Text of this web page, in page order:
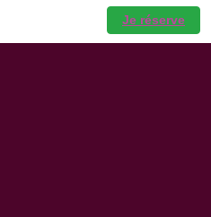
Je réserve